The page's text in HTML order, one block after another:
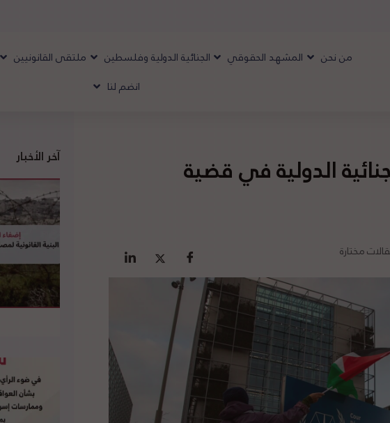
من نحن المشهد الحقوقي الجنائية الدولية وفلسطين ملتقى القانونيين
انضم لنا
الدولية في قضية
مختارة
آخر الأخبار